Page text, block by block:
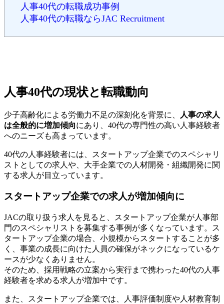
人事40代の転職成功事例
人事40代の転職ならJAC Recruitment
人事40代の現状と転職動向
少子高齢化による労働力不足の深刻化を背景に、
人事の求人
は全般的に増加傾向にあり、40代の専門性の高い人事経験者
へのニーズも高まっています。
40代の人事経験者には、スタートアップ企業でのスペシャリ
ストとしての求人や、大手企業での人材開発・組織開発に関
する求人が目立っています。
スタートアップ企業での求人が増加傾向に
JACの取り扱う求人を見ると、スタートアップ企業が人事部
門のスペシャリストを募集する事例が多くなっています。ス
タートアップ企業の場合、小規模からスタートすることが多
く、事業の成長に向けた人員の確保がネックになっているケ
ースが少なくありません。
そのため、採用戦略の立案から実行まで携わった40代の人事
経験者を求める求人が増加中です。
また、スタートアップ企業では、人事評価制度や人材教育制